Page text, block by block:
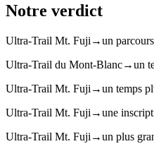
Notre verdict
Ultra-Trail Mt. Fuji →un
Ultra-Trail du Mont-Blanc→un
Ultra-Trail Mt. Fuji →un temps
Ultra-Trail Mt. Fuji →une
Ultra-Trail Mt. Fuji →un plus